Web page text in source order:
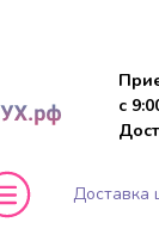
с
Доставка